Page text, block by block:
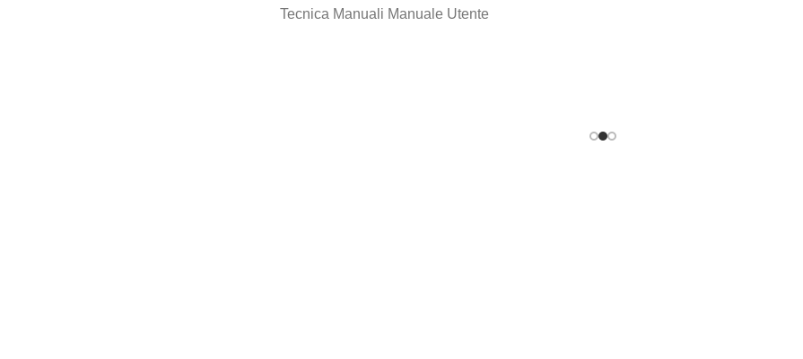
Tecnica Manuali Manuale Utente